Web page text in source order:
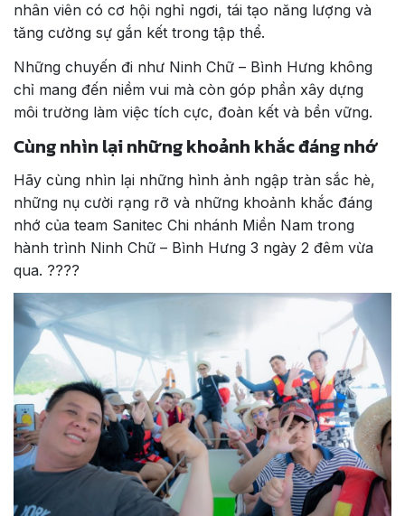
nhân viên có cơ hội nghỉ ngơi, tái tạo năng lượng và
tăng cường sự gắn kết trong tập thể.
Những chuyến đi như Ninh Chữ – Bình Hưng không
chỉ mang đến niềm vui mà còn góp phần xây dựng
môi trường làm việc tích cực, đoàn kết và bền vững.
Cùng nhìn lại những khoảnh khắc đáng nhớ
Hãy cùng nhìn lại những hình ảnh ngập tràn sắc hè,
những nụ cười rạng rỡ và những khoảnh khắc đáng
nhớ của team Sanitec Chi nhánh Miền Nam trong
hành trình Ninh Chữ – Bình Hưng 3 ngày 2 đêm vừa
qua. ????